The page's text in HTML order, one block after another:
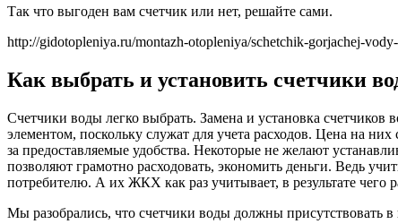
Так что выгоден вам счетчик или нет, решайте сами.
http://gidotopleniya.ru/montazh-otopleniya/schetchik-gorjachej-
Как выбрать и установить счетчики
Счетчики воды легко выбрать. Замена и установка
элементом, поскольку служат для учета расходов. Цена на
за предоставляемые удобства. Некоторые не желают
позволяют грамотно расходовать, экономить деньги. Ведь
потребителю. А их ЖКХ как раз учитывает, в результате чего
Мы разобрались, что счетчики воды должны присутствовать